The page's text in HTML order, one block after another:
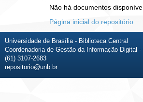
Não há documentos
Página inicial do repositório
Universidade de Brasília - Biblioteca Central
Coordenadoria de Gestão da Informação Digital -
(61) 3107-2683
repositorio@unb.br